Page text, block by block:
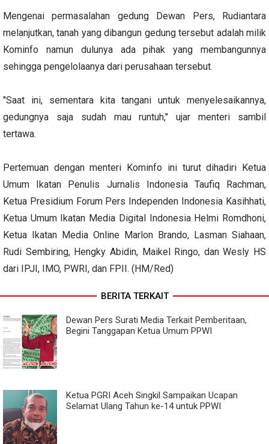
Mengenai permasalahan gedung Dewan Pers, Rudiantara
melanjutkan, tanah yang dibangun gedung tersebut adalah milik
Kominfo namun dulunya ada pihak yang membangunnya
sehingga pengelolaanya dari perusahaan tersebut.
"Saat ini, sementara kita tangani untuk menyelesaikannya,
gedungnya saja sudah mau runtuh," ujar menteri sambil
tertawa.
Pertemuan dengan menteri Kominfo ini turut dihadiri Ketua
Umum Ikatan Penulis Jurnalis Indonesia Taufiq Rachman,
Ketua Presidium Forum Pers Independen Indonesia Kasihhati,
Ketua Umum Ikatan Media Digital Indonesia Helmi Romdhoni,
Ketua Ikatan Media Online Marlon Brando, Lasman Siahaan,
Rudi Sembiring, Hengky Abidin, Maikel Ringo, dan Wesly HS
dari IPJI, IMO, PWRI, dan FPII. (HM/Red)
BERITA TERKAIT
Dewan Pers Surati Media Terkait Pemberitaan,
Begini Tanggapan Ketua Umum PPWI
Ketua PGRI Aceh Singkil Sampaikan Ucapan
Selamat Ulang Tahun ke-14 untuk PPWI